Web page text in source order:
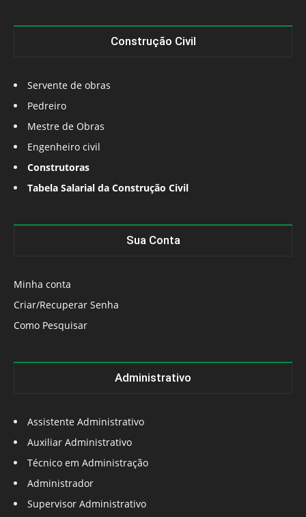
Construção Civil
Servente de obras
Pedreiro
Mestre de Obras
Engenheiro civil
Construtoras
Tabela Salarial da Construção Civil
Sua Conta
Minha conta
Criar/Recuperar Senha
Como Pesquisar
Administrativo
Assistente Administrativo
Auxiliar Administrativo
Técnico em Administração
Administrador
Supervisor Administrativo